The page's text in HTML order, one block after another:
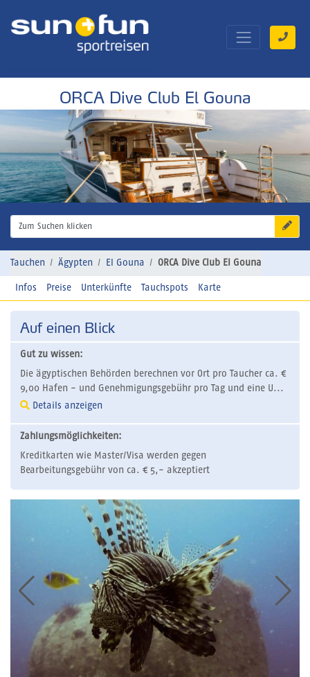
ORCA Dive Club El Gouna
Zum Suchen klicken
Tauchen Ägypten El Gouna ORCA Dive Club El Gouna
Infos Preise Unterkünfte Tauchspots Karte
Auf einen Blick
Gut zu wissen:
Die ägyptischen Behörden berechnen vor Ort pro Taucher ca. €
9,00 Hafen - und Genehmigungsgebühr pro Tag und eine U...
Details anzeigen
Zahlungsmöglichkeiten:
Kreditkarten wie Master/Visa werden gegen
Bearbeitungsgebühr von ca. € 5,- akzeptiert